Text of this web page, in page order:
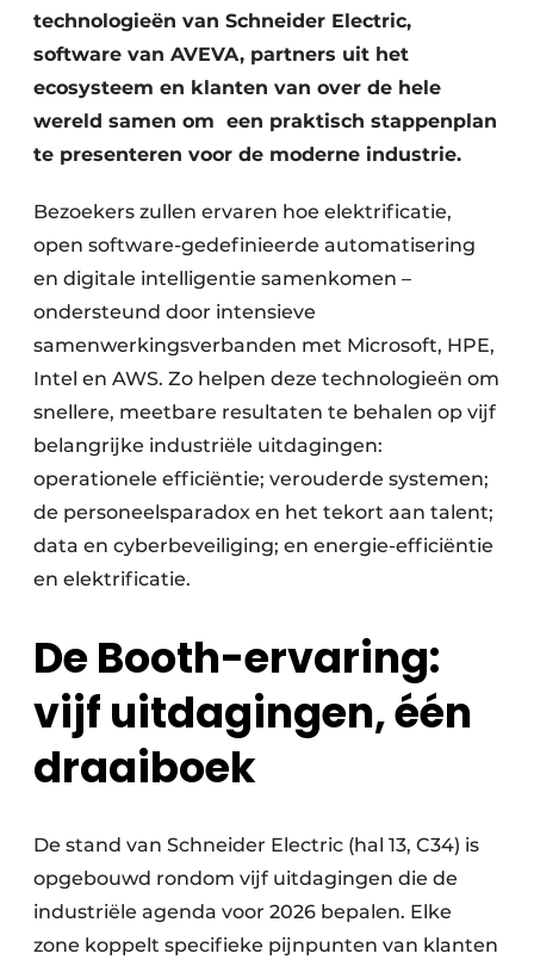
technologieën van Schneider Electric,
software van AVEVA, partners uit het
ecosysteem en klanten van over de hele
wereld samen om ​ een praktisch stappenplan
te presenteren voor de moderne industrie.
Bezoekers zullen ervaren hoe elektrificatie,
open software-gedefinieerde automatisering
en digitale intelligentie samenkomen –
ondersteund door intensieve
samenwerkingsverbanden met Microsoft, HPE,
Intel en AWS. Zo helpen deze technologieën om
snellere, meetbare resultaten te behalen op vijf
belangrijke industriële uitdagingen:
operationele efficiëntie; verouderde systemen;
de personeelsparadox en het tekort aan talent;
data en cyberbeveiliging; en energie-efficiëntie
en elektrificatie. ​
De Booth-ervaring:
vijf uitdagingen, één
draaiboek
De stand van Schneider Electric (hal 13, C34) is
opgebouwd rondom vijf uitdagingen die de
industriële agenda voor 2026 bepalen. Elke
zone koppelt specifieke pijnpunten van klanten